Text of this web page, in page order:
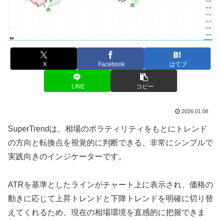
X Facebook はてブ
LINE コピー
2026.01.08
SuperTrendは、相場のボラティリティをもとにトレンド
の方向と転換点を視覚的に判断できる、非常にシンプルで
実践向きのインジケーターです。
ATRを基準としたラインがチャート上に表示され、価格の
動きに応じて上昇トレンドと下降トレンドを明確に切り替
えてくれるため、現在の相場環境を直感的に把握できま